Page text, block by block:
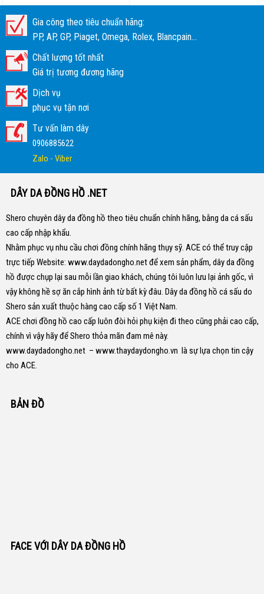
Gia công theo tiêu chuẩn hãng:
PP, AP, GP, Piaget, Omega, Rolex, Blancpain...
Chất lượng tốt nhất
Giá trị tương đương hãng
Dịch vụ
phục vụ tận nơi
Tư vấn làm dây
0906885622
Zalo - Viber
DÂY DA ĐỒNG HỒ .NET
Shero chuyên dây da đồng hồ theo tiêu chuẩn chính hãng, bằng da cá sấu
cao cấp nhập khẩu.
Nhằm phục vụ nhu cầu chơi đồng chính hãng thụy sỹ. ACE có thể truy cập
trực tiếp Website: www.daydadongho.netđể xem sản phẩm, dây da đồng
hồ được chụp lại sau mỗi lần giao khách, chúng tôi luôn lưu lại ảnh gốc, vì
vậy không hề sợ ăn cắp hình ảnh từ bất kỳ đâu. Dây da đồng hồ cá sấu do
Shero sản xuất thuộc hàng cao cấp số 1 Việt Nam.
ACE chơi đồng hồ cao cấp luôn đòi hỏi phụ kiện đi theo cũng phải cao cấp,
chính vì vậy hãy để Shero thỏa mãn đam mê này.
www.daydadongho.net – www.thaydaydongho.vn là sự lựa chọn tin cậy
cho ACE.
BẢN ĐỒ
FACE VỚI DÂY DA ĐỒNG HỒ